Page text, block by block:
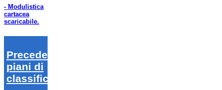
- Modulistica
cartacea
scaricabile.
Precedenti
piani di
classifica